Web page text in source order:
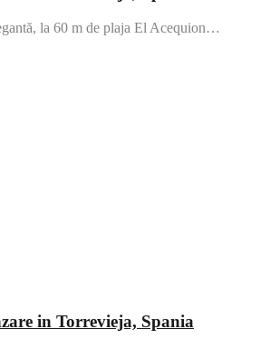
la 60 m de plaja El Acequion…
in Torrevieja, Spania